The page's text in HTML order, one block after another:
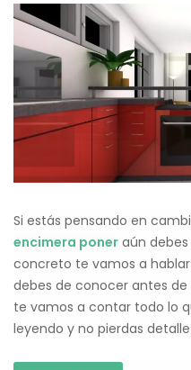
Si estás pensando en
encimera poner aún
concreto te vamos a
debes de conocer antes de
te vamos a contar todo lo
leyendo y no pierdas